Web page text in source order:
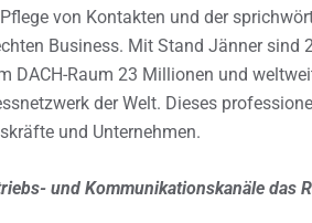
von Kontakten und der
Business. Mit Stand Jänner sind
DACH-Raum 23 Millionen und
der Welt. Dieses
und Unternehmen.
und Kommunikationskanäle das